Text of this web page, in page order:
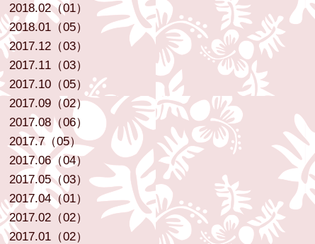
2018.02（01）
2018.01（05）
2017.12（03）
2017.11（03）
2017.10（05）
2017.09（02）
2017.08（06）
2017.7（05）
2017.06（04）
2017.05（03）
2017.04（01）
2017.02（02）
2017.01（02）